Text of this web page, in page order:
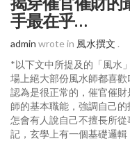
手最在乎…
admin wrote in 風水撰文 .
*以下文中所提及的「風水
場上絕大部份風水師都喜
認為是很正常的，催官催
師的基本職能，強調自己
怎會有人說自己不擅長所
記，玄學上有一個基礎邏